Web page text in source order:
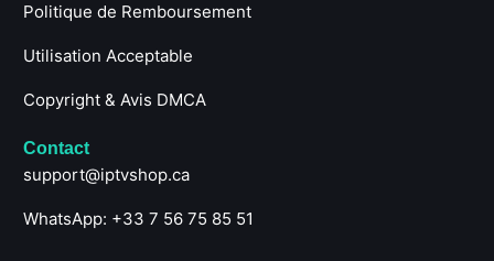
Politique de Remboursement
Utilisation Acceptable
Copyright & Avis DMCA
Contact
support@iptvshop.ca
WhatsApp: +33 7 56 75 85 51